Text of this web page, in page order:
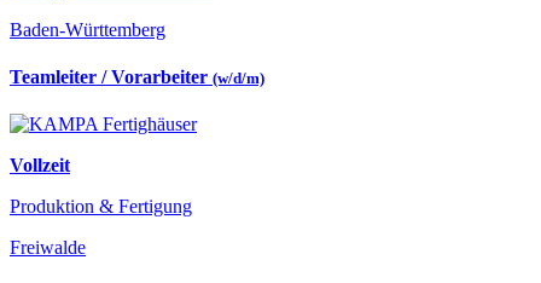
Baden-Württemberg
Teamleiter / Vorarbeiter (w/d/m)
Vollzeit
Produktion & Fertigung
Freiwalde